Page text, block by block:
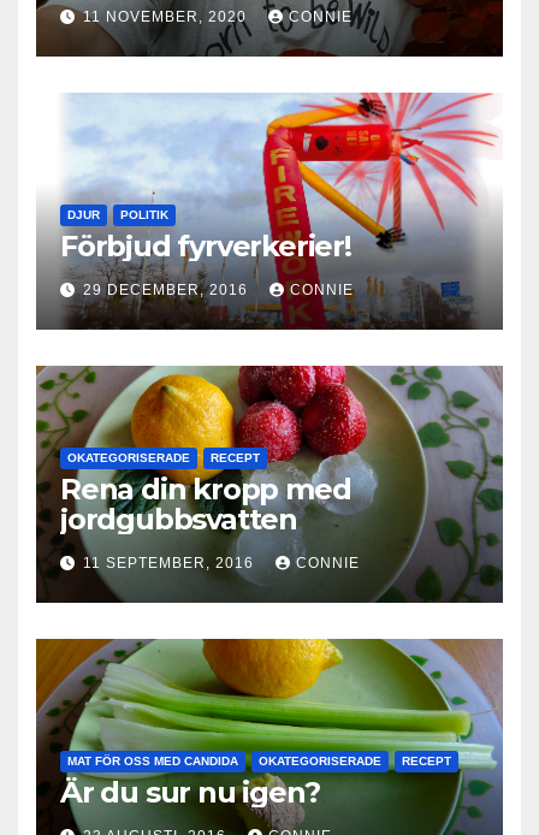
11 NOVEMBER, 2020 CONNIE
DJUR POLITIK
Förbjud fyrverkerier!
29 DECEMBER, 2016 CONNIE
OKATEGORISERADE RECEPT
Rena din kropp med
jordgubbsvatten
11 SEPTEMBER, 2016 CONNIE
MAT FÖR OSS MED CANDIDA OKATEGORISERADE RECEPT
Är du sur nu igen?